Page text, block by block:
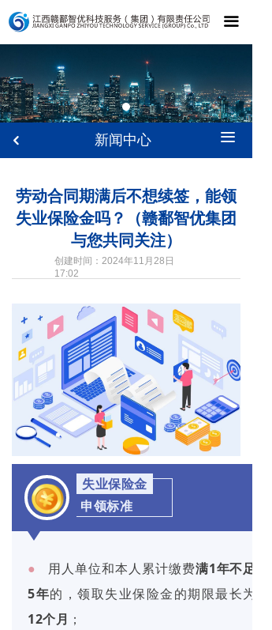
끀
劳动合同期满后不想续签，能领
失业保险金吗？（赣鄱智优集团
与您共同关注）
创建时间： 2024年11月28日
17:02
失业保险金
申领标准
● 用人单位和本人累计缴费满1年不足
5年的，领取失业保险金的期限最长为
12个月 ；
新闻中心
낒 끀